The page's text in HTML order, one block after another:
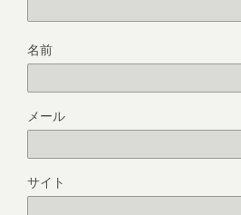
名前
メール
サイト